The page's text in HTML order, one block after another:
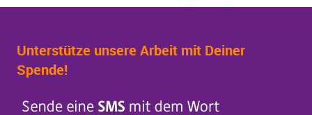
Unterstütze unsere Arbeit mit Deiner
Spende!